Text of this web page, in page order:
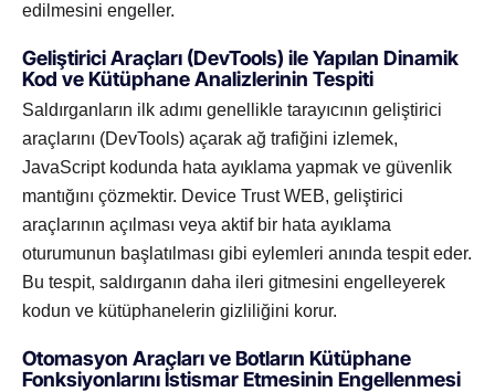
edilmesini engeller.
Geliştirici Araçları (DevTools) ile Yapılan Dinamik
Kod ve Kütüphane Analizlerinin Tespiti
Saldırganların ilk adımı genellikle tarayıcının geliştirici
araçlarını (DevTools) açarak ağ trafiğini izlemek,
JavaScript kodunda hata ayıklama yapmak ve güvenlik
mantığını çözmektir. Device Trust WEB, geliştirici
araçlarının açılması veya aktif bir hata ayıklama
oturumunun başlatılması gibi eylemleri anında tespit eder.
Bu tespit, saldırganın daha ileri gitmesini engelleyerek
kodun ve kütüphanelerin gizliliğini korur.
Otomasyon Araçları ve Botların Kütüphane
Fonksiyonlarını İstismar Etmesinin Engellenmesi